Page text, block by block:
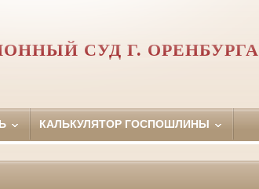
СУД Г. ОРЕНБУРГА
КАЛЬКУЛЯТОР ГОСПОШЛИНЫ